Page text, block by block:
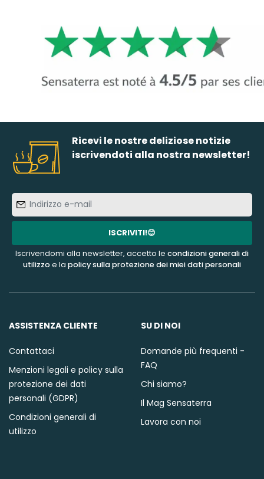
Ricevi le nostre deliziose notizie
iscrivendoti alla nostra newsletter!
e-
mail
ISCRIVITI!😊
Iscrivendomi alla newsletter, accetto le condizioni generali di
utilizzoe la policy sulla protezione dei miei dati personali
ASSISTENZA CLIENTE
Contattaci
Menzioni legali e policy sulla
protezione dei dati
personali (GDPR)
Condizioni generali di
utilizzo
SU DI NOI
Domande più frequenti -
FAQ
Chi siamo?
Il Mag Sensaterra
Lavora con noi